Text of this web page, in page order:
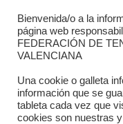
Bienvenida/o a la
página web
FEDERACIÓN DE
VALENCIANA
Una cookie o galleta
información que se
tableta cada vez que
cookies son nuestras